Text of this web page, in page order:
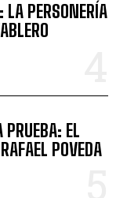
LA PERSONERÍA
PRUEBA: EL
POVEDA